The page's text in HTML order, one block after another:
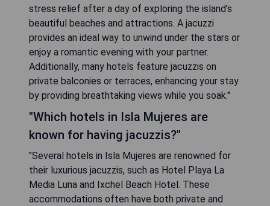
stress relief after a day of exploring the island's
beautiful beaches and attractions. A jacuzzi
provides an ideal way to unwind under the stars or
enjoy a romantic evening with your partner.
Additionally, many hotels feature jacuzzis on
private balconies or terraces, enhancing your stay
by providing breathtaking views while you soak."
"Which hotels in Isla Mujeres are
known for having jacuzzis?"
"Several hotels in Isla Mujeres are renowned for
their luxurious jacuzzis, such as Hotel Playa La
Media Luna and Ixchel Beach Hotel. These
accommodations often have both private and